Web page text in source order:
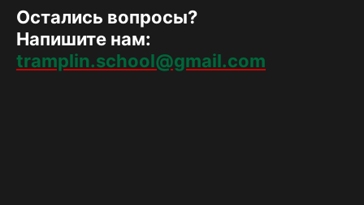
Остались вопросы?
Напишите нам:
tramplin.school@gmail.com